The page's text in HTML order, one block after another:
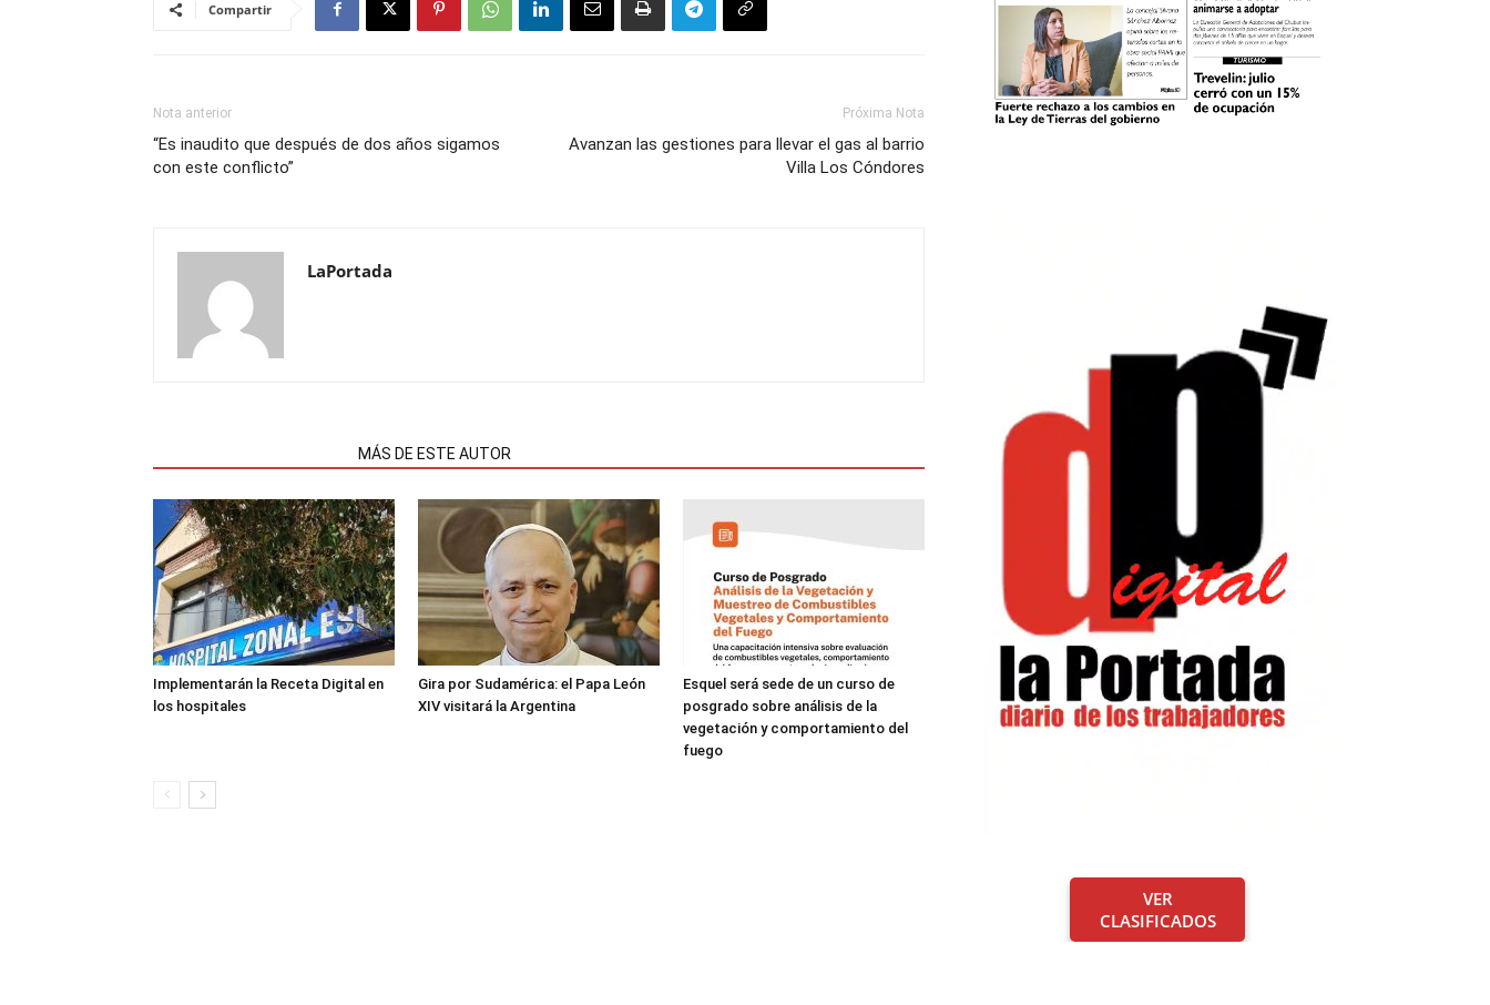
Compartir
Nota anterior
“Es inaudito que después de dos años sigamos
con este conflicto”
Próxima Nota
Avanzan las gestiones para llevar el gas al barrio
Villa Los Cóndores
LaPortada
MÁS DE ESTE AUTOR
Implementarán la Receta Digital en
los hospitales
Gira por Sudamérica: el Papa León
XIV visitará la Argentina
Esquel será sede de un curso de
posgrado sobre análisis de la
vegetación y comportamiento del
fuego
VER
CLASIFICADOS